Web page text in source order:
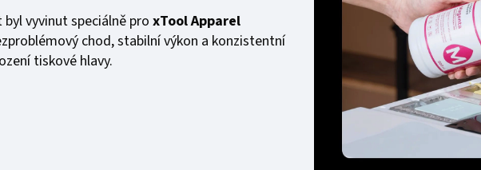
vyvinut speciálně pro xTool Apparel
chod, stabilní výkon a konzistentní
tiskové hlavy.